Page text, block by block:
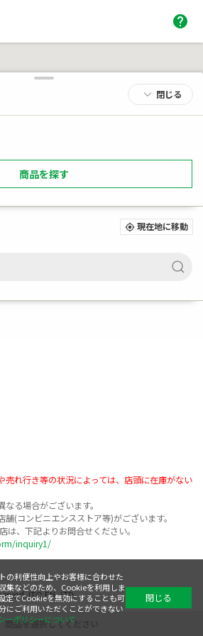
help
閉じる
商品を探す
my_location 現在地に移動
売れ行き等の状況によっては、店頭に在庫がない
る場合がございます。
舗(コンビニエンスストア等)がございます。
inquiry1/
ITO EN, LTD.
商品を選択してください
の利便性向上やお客様に合わせた
集などのため、Cookieを利用しま
定でCookieを無効にすることも可
にご利用いただくことができない
ーポリシーについて
閉じる